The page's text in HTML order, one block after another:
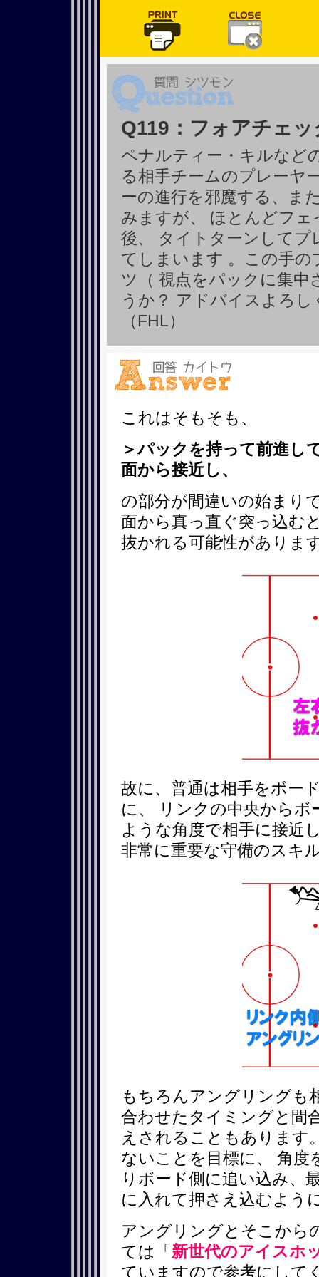
Q119：フォアチェ
ペナルティー・キルなど
る相手チームのプレーヤ
ーの進行を邪魔する、ま
みますが、 ほとんどフ
後、 タイトターンして
てしまいます 。この手
ツ（ 視点をパックに集
うか？ アドバイスよろ
（FHL）
これはそもそも、
＞パックを持って前進し
面から接近し、
の部分が間違いの始まり
面から真っ直ぐ突っ込む
抜かれる可能性がありま
故に、普通は相手をボー
に、 リンクの中央から
ような角度で相手に接近
非常に重要な守備のスキ
もちろんアングリングも
合わせたタイミングと間
えされることもあります
ないことを目標に、 角
りボード側に追い込み、
に入れて押さえ込むよう
アングリングとそこから
ては「新世代のアイスホ
ていますので参考にして